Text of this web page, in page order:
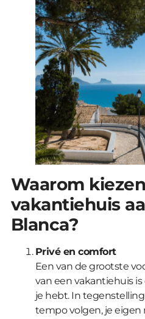
Waarom
vakantiehuis
Blanca?
Privé en comfort
Een van de grootste
van een vakantiehuis
je hebt. In
tempo volgen, je